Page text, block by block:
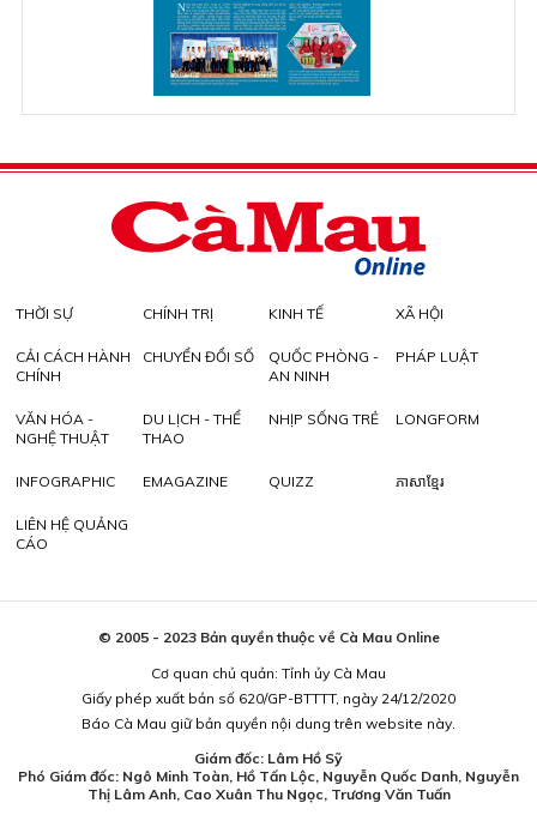
THỜI SỰ CHÍNH TRỊ KINH TẾ XÃ HỘI
CẢI CÁCH HÀNH
CHÍNH
CHUYỂN ĐỔI SỐ
QUỐC PHÒNG -
AN NINH
PHÁP LUẬT
VĂN HÓA -
NGHỆ THUẬT
DU LỊCH - THỂ
THAO
NHỊP SỐNG TRẺ LONGFORM
INFOGRAPHIC EMAGAZINE QUIZZ ភាសាខ្មែរ
LIÊN HỆ QUẢNG
CÁO
© 2005 - 2023 Bản quyền thuộc về Cà Mau Online
Cơ quan chủ quản: Tỉnh ủy Cà Mau
Giấy phép xuất bản số 620/GP-BTTTT, ngày 24/12/2020
Báo Cà Mau giữ bản quyền nội dung trên website này.
Giám đốc: Lâm Hồ Sỹ
Phó Giám đốc: Ngô Minh Toàn, Hồ Tấn Lộc, Nguyễn Quốc Danh, Nguyễn
Thị Lâm Anh, Cao Xuân Thu Ngọc, Trương Văn Tuấn